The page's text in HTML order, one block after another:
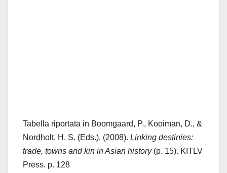
Tabella riportata in Boomgaard, P., Kooiman, D., &
Nordholt, H. S. (Eds.). (2008). Linking destinies:
trade, towns and kin in Asian history(p. 15). KITLV
Press. p. 128